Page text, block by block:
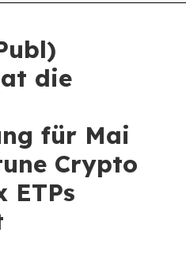
die
für Mai
Crypto
ETPs